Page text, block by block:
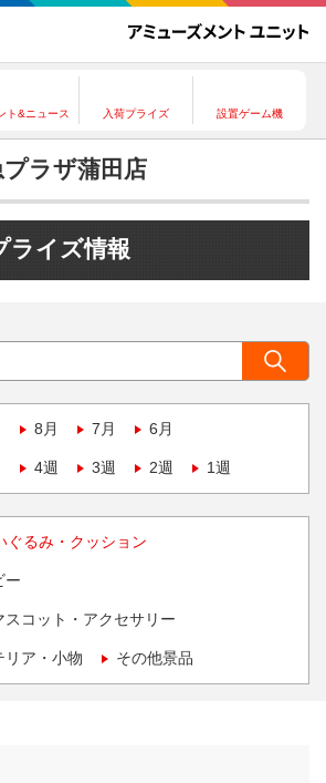
ト&ニュース 入荷プライズ 設置ゲーム機
ラザ蒲田店
ライズ情報
8月 7月 6月
4週 3週 2週 1週
ぐるみ・クッション
ー
スコット・アクセサリー
リア・小物 その他景品